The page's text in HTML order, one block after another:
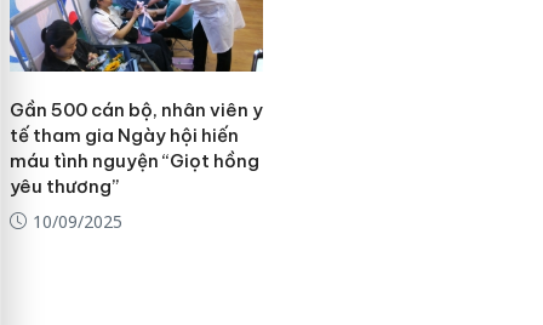
Gần 500 cán bộ, nhân viên y
tế tham gia Ngày hội hiến
máu tình nguyện “Giọt hồng
yêu thương”
10/09/2025